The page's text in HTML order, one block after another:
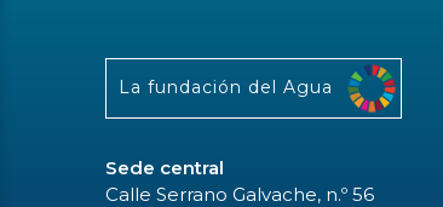
La fundación del Agua
Sede central
Calle Serrano Galvache, n.º 56